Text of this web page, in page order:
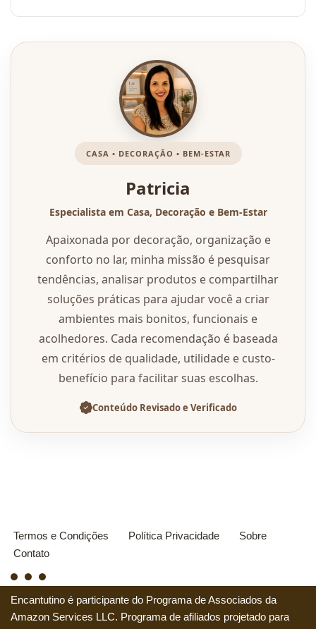
CASA • DECORAÇÃO • BEM-ESTAR
Patricia
Especialista em Casa, Decoração e Bem-Estar
Apaixonada por decoração, organização e
conforto no lar, minha missão é pesquisar
tendências, analisar produtos e compartilhar
soluções práticas para ajudar você a criar
ambientes mais bonitos, funcionais e
acolhedores. Cada recomendação é baseada
em critérios de qualidade, utilidade e custo-
benefício para facilitar suas escolhas.
Conteúdo Revisado e Verificado
Termos e Condições Política Privacidade
Sobre
Contato
Encantutino é participante do Programa de Associados da
Amazon Services LLC. Programa de afiliados projetado para